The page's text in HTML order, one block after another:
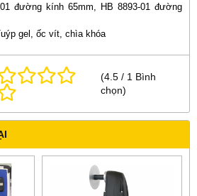
đường kính 65mm, HB 8893-01 đường
gel, ốc vít, chìa khóa
(4.5 / 1 Bình
chọn)